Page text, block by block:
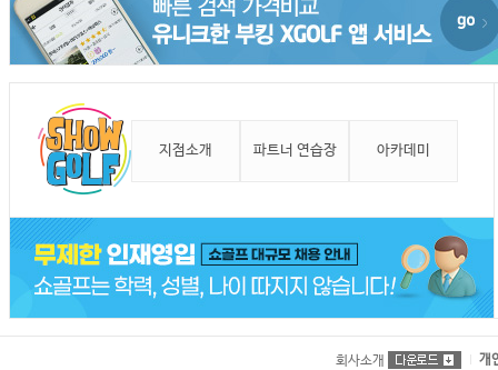
지점소개 파트너 연습장 아카데미
회사소개 개